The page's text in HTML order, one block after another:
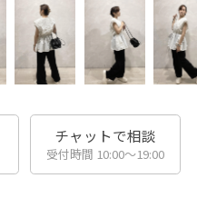
チャットで相談
受付時間 10:00〜19:00